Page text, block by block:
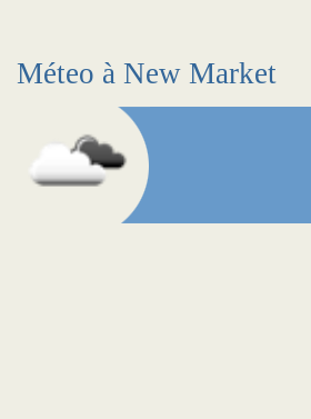
Méteo à New Market